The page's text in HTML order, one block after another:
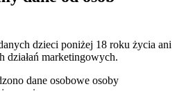
dzieci poniżej 18 roku życia ani
działań marketingowych.
dane osobowe osoby